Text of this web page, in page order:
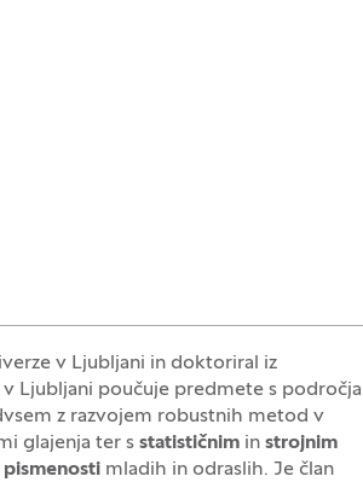
v Ljubljani in doktoriral iz
Ljubljani poučuje predmete s področja
z razvojem robustnih metod v
glajenja ter s statističnimin strojnim
pismenostimladih in odraslih. Je član